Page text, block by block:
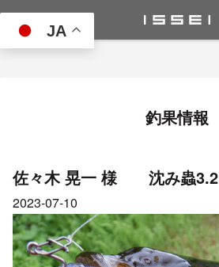
JA
釣果情報
佐々木 晃一 様 沈み蟲3.2
2023-07-10